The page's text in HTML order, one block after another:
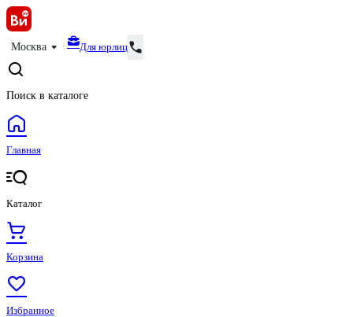
Москва Для юрлиц
Поиск в каталоге
Главная
Каталог
Корзина
Избранное